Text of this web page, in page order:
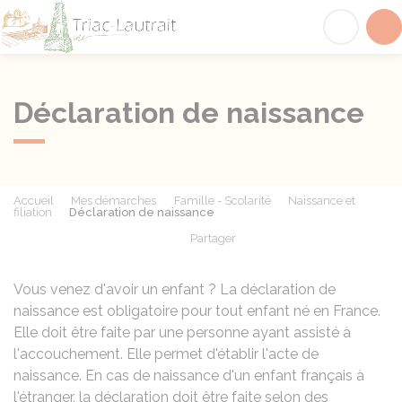
Déclaration de naissance
Accueil Mes démarches Famille - Scolarité
Naissance et
filiation
Déclaration de naissance
Partager
Vous venez d'avoir un enfant ? La déclaration de
naissance est obligatoire pour tout enfant né en France.
Elle doit être faite par une personne ayant assisté à
l'accouchement. Elle permet d'établir l'acte de
naissance. En cas de naissance d'un enfant français à
l'étranger, la déclaration doit être faite selon des